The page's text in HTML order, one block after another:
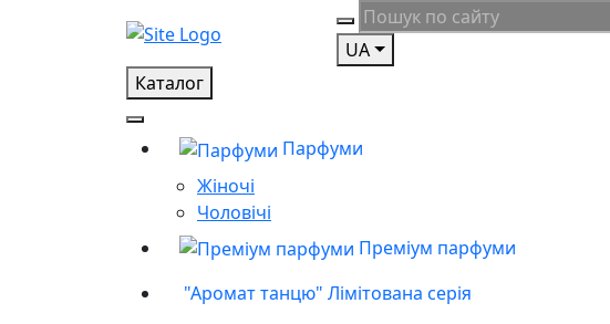
UA
Каталог
Парфуми
Жіночі
Чоловічі
Преміум парфуми
"Аромат танцю" Лімітована серія